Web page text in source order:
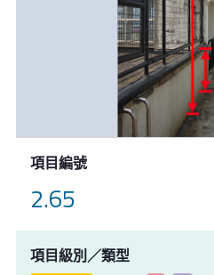
項目編號
2.65
項目級別／類型